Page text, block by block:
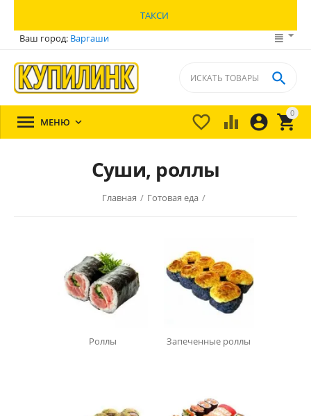
ТАКСИ
Ваш город: Варгаши
0


 

 МЕНЮ 
Суши, роллы
Главная / Готовая еда /
Роллы Запеченные роллы